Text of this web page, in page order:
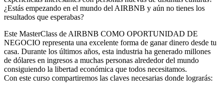
¿Estás empezando en el mundo del AIRBNB y aún no tienes los
resultados que esperabas?
Este MasterClass de AIRBNB COMO OPORTUNIDAD DE
NEGOCIO representa una excelente forma de ganar dinero desde tu
casa. Durante los últimos años, esta industria ha generado millones
de dólares en ingresos a muchas personas alrededor del mundo
consiguiendo la libertad económica que todos necesitamos.
Con este curso compartiremos las claves necesarias donde lograrás: